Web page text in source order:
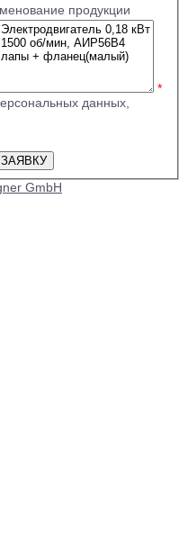
продукции
*
данных,
GmbH